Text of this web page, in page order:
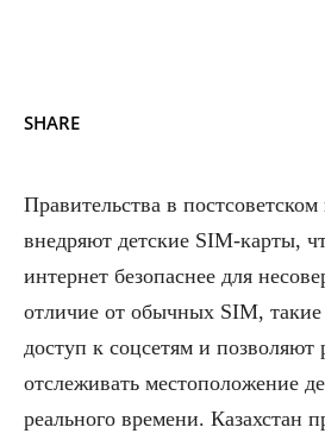
SHARE
Правительства в постсоветском
внедряют детские SIM-карты,
интернет безопаснее для
отличие от обычных SIM,
доступ к соцсетям и позволяют
отслеживать местоположение
реального времени. Казахстан